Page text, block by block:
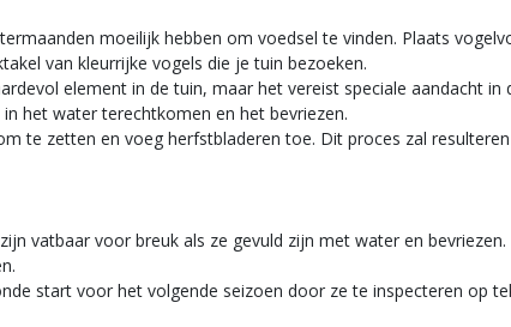
moeilijk hebben om voedsel te vinden. Plaats
van kleurrijke vogels die je tuin bezoeken.
element in de tuin, maar het vereist speciale aandacht
het water terechtkomen en het bevriezen.
te zetten en voeg herfstbladeren toe. Dit proces zal
vatbaar voor breuk als ze gevuld zijn met water en
start voor het volgende seizoen door ze te inspecteren op